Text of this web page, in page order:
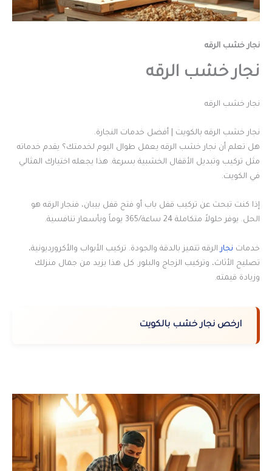
نجار خشب الرقه
نجار خشب الرقه
نجار خشب الرقه
نجار خشب الرقه بالكويت | أفضل خدمات النجارة.
هل تعلم أن نجار خشب الرقه يعمل طوال اليوم لخدمتك؟ يقدم خدماته
مثل تركيب وتبديل الأقفال الخشبية بسرعة. هذا يجعله اختيارك المثالي
في الكويت.
إذا كنت تبحث عن تركيب قفل باب أو فتح قفل بيبان، فنجار الرقه هو
الحل. يوفر حلولاً متكاملة 24 ساعة/365 يوماً وبأسعار تنافسية.
خدمات نجار الرقه تتميز بالدقة والجودة. تركيب الأبواب والأكرورديونية،
تصليح الأثاث، وتركيب الزجاج والبلور. كل هذا يزيد من جمال منزلك
وزيادة قيمته.
ارخص نجار خشب بالكويت